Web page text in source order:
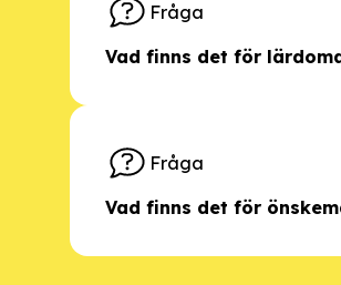
Fråga
Vad finns det för
Fråga
Vad finns det för